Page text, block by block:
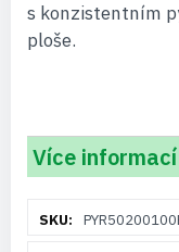
s konzistentním
ploše.
Více informací
informací